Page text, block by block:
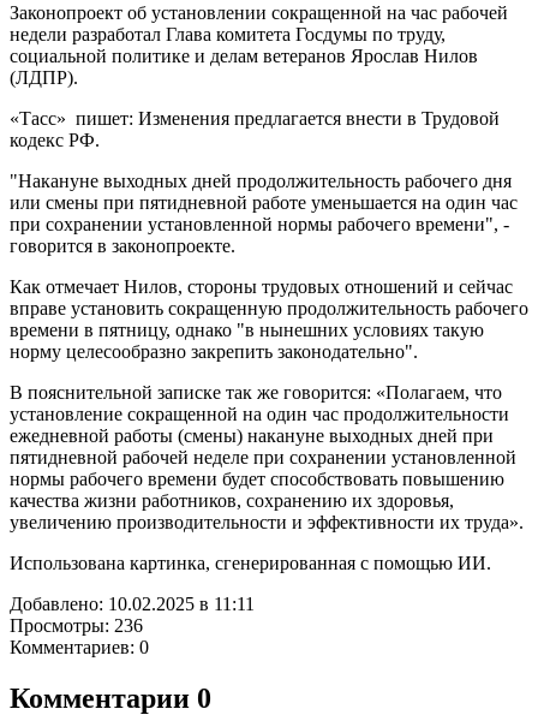
Законопроект об установлении сокращенной на час рабочей
недели разработал Глава комитета Госдумы по труду,
социальной политике и делам ветеранов Ярослав Нилов
(ЛДПР).
«Тасс» пишет: Изменения предлагается внести в Трудовой
кодекс РФ.
"Накануне выходных дней продолжительность рабочего дня
или смены при пятидневной работе уменьшается на один час
при сохранении установленной нормы рабочего времени", -
говорится в законопроекте.
Как отмечает Нилов, стороны трудовых отношений и сейчас
вправе установить сокращенную продолжительность рабочего
времени в пятницу, однако "в нынешних условиях такую
норму целесообразно закрепить законодательно".
В пояснительной записке так же говорится: «Полагаем, что
установление сокращенной на один час продолжительности
ежедневной работы (смены) накануне выходных дней при
пятидневной рабочей неделе при сохранении установленной
нормы рабочего времени будет способствовать повышению
качества жизни работников, сохранению их здоровья,
увеличению производительности и эффективности их труда».
Использована картинка, сгенерированная с помощью ИИ.
Добавлено: 10.02.2025 в 11:11
Просмотры: 236
Комментариев: 0
Комментарии 0